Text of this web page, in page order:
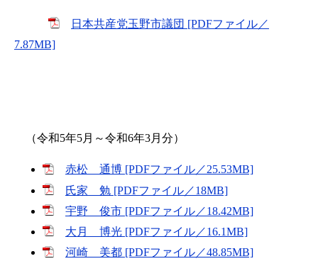
日本共産党玉野市議団 [PDFファイル／
7.87MB]
（令和5年5月～令和6年3月分）
赤松 通博 [PDFファイル／25.53MB]
氏家 勉 [PDFファイル／18MB]
宇野 俊市 [PDFファイル／18.42MB]
大月 博光 [PDFファイル／16.1MB]
河崎 美都 [PDFファイル／48.85MB]